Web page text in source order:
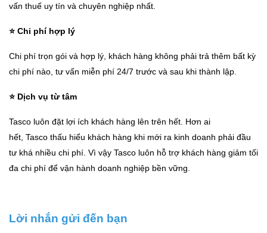
vấn thuế uy tín và chuyên nghiệp nhất.
⭐ Chi phí hợp lý
Chi phí trọn gói và hợp lý, khách hàng không phải trả thêm bất kỳ
chi phí nào, tư vấn miễn phí 24/7 trước và sau khi thành lập.
⭐ Dịch vụ từ tâm
Tasco luôn đặt lợi ích khách hàng lên trên hết. Hơn ai
hết, Tasco thấu hiểu khách hàng khi mới ra kinh doanh phải đầu
tư khá nhiều chi phí. Vì vậy Tasco luôn hỗ trợ khách hàng giảm tối
đa chi phí để vận hành doanh nghiệp bền vững.
Lời nhắn gửi đến bạn